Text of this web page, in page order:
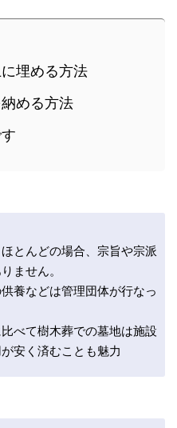
埋める方法
める方法
とんどの場合、宗旨や宗派
ません。
養などは管理団体が行なっ
べて樹木葬での墓地は施設
安く済むことも魅力